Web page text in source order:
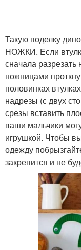
Такую поделку
НОЖКИ. Если
сначала
ножницами
половинках
надрезы (с двух
срезы вставить
ваши мальчики
игрушкой. Чтобы
одежду
закрепится и не